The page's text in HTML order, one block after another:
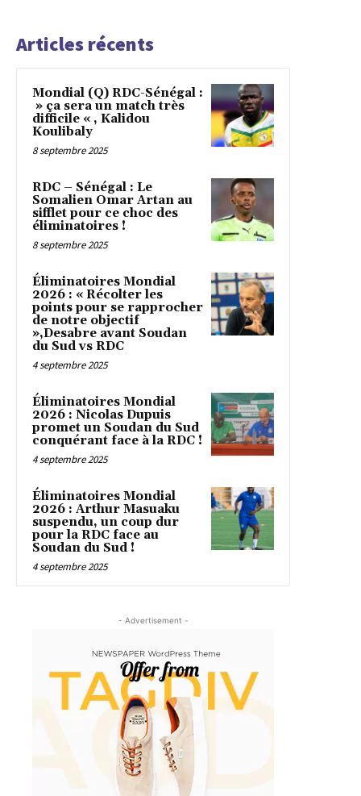
Articles récents
Mondial (Q) RDC-Sénégal :
» ça sera un match très
difficile « , Kalidou
Koulibaly
8 septembre 2025
RDC – Sénégal : Le
Somalien Omar Artan au
sifflet pour ce choc des
éliminatoires !
8 septembre 2025
Éliminatoires Mondial
2026 : « Récolter les
points pour se rapprocher
de notre objectif
»,Desabre avant Soudan
du Sud vs RDC
4 septembre 2025
Éliminatoires Mondial
2026 : Nicolas Dupuis
promet un Soudan du Sud
conquérant face à la RDC !
4 septembre 2025
Éliminatoires Mondial
2026 : Arthur Masuaku
suspendu, un coup dur
pour la RDC face au
Soudan du Sud !
4 septembre 2025
- Advertisement -